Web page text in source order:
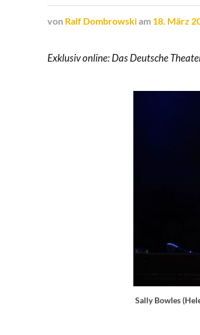
von Ralf Dombrowskiam 18. März
Exklusiv online: Das Deutsche
Sally Bowles